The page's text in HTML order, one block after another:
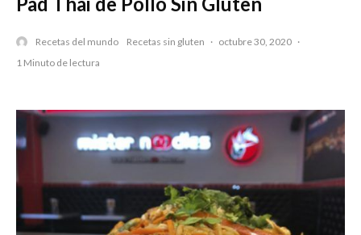
Recetas del mundo Recetas sin gluten · octubre 30, 2020 ·
1 Minuto de lectura